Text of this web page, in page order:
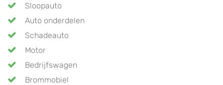
Sloopauto
Auto onderdelen
Schadeauto
Motor
Bedrijfswagen
Brommobiel